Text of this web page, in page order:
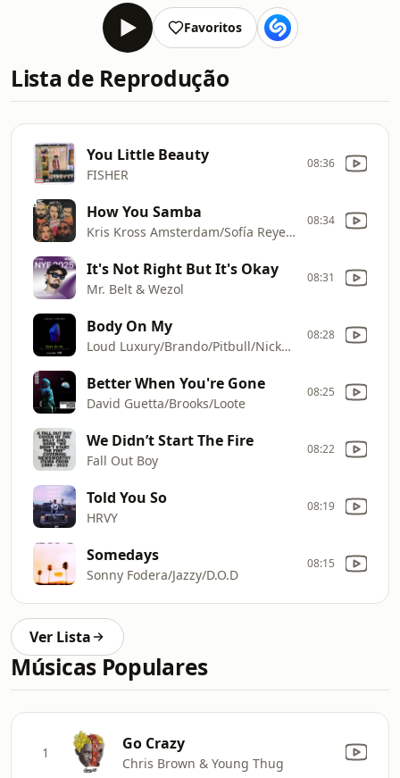
Favoritos
Lista de Reprodução
You Little Beauty
FISHER
08:36
How You Samba
Kris Kross Amsterdam/Sofía Reyes/Tinie Tempah
08:34
It's Not Right But It's Okay
Mr. Belt & Wezol
08:31
Body On My
Loud Luxury/Brando/Pitbull/Nicky Jam
08:28
Better When You're Gone
David Guetta/Brooks/Loote
08:25
We Didn’t Start The Fire
Fall Out Boy
08:22
Told You So
HRVY
08:19
Somedays
Sonny Fodera/Jazzy/D.O.D
08:15
Ver Lista
Músicas Populares
1 Go Crazy
Chris Brown & Young Thug